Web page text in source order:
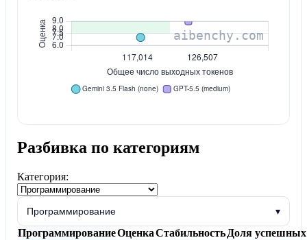
Разбивка по категориям
Категория:
Программирование ▾
ПрограммированиеОценкаСтабильность Доля